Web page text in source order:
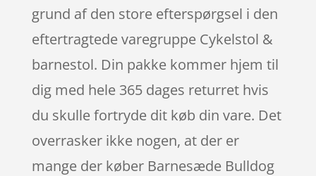
grund af den store efterspørgsel i den
eftertragtede varegruppe Cykelstol &
barnestol. Din pakke kommer hjem til
dig med hele 365 dages returret hvis
du skulle fortryde dit køb din vare. Det
overrasker ikke nogen, at der er
mange der køber Barnesæde Bulldog